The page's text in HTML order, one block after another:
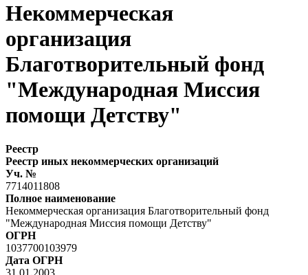
Некоммерческая
организация
Благотворительный фонд
"Международная Миссия
помощи Детству"
Реестр
Реестр иных некоммерческих организаций
Уч. №
7714011808
Полное наименование
Некоммерческая организация Благотворительный фонд
"Международная Миссия помощи Детству"
ОГРН
1037700103979
Дата ОГРН
31.01.2003